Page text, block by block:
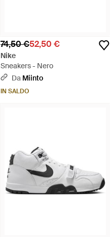
74,50 €52,50 €
Nike
Sneakers - Nero
Da Miinto
IN SALDO